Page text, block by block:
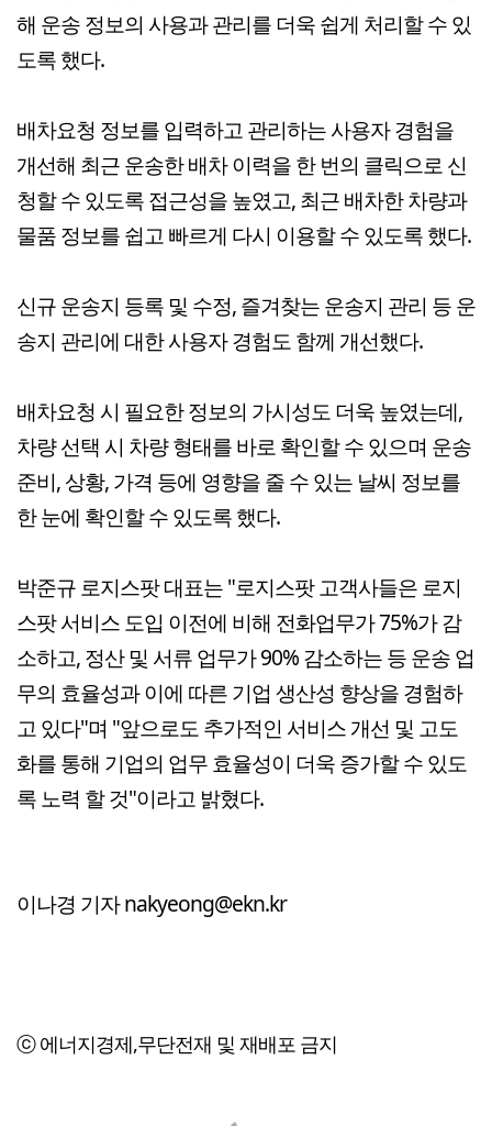
해 운송 정보의 사용과 관리를 더욱 쉽게 처리할 수 있
도록 했다.
배차요청 정보를 입력하고 관리하는 사용자 경험을
개선해 최근 운송한 배차 이력을 한 번의 클릭으로 신
청할 수 있도록 접근성을 높였고, 최근 배차한 차량과
물품 정보를 쉽고 빠르게 다시 이용할 수 있도록 했다.
신규 운송지 등록 및 수정, 즐겨찾는 운송지 관리 등 운
송지 관리에 대한 사용자 경험도 함께 개선했다.
배차요청 시 필요한 정보의 가시성도 더욱 높였는데,
차량 선택 시 차량 형태를 바로 확인할 수 있으며 운송
준비, 상황, 가격 등에 영향을 줄 수 있는 날씨 정보를
한 눈에 확인할 수 있도록 했다.
박준규 로지스팟 대표는 "로지스팟 고객사들은 로지
스팟 서비스 도입 이전에 비해 전화업무가 75%가 감
소하고, 정산 및 서류 업무가 90% 감소하는 등 운송 업
무의 효율성과 이에 따른 기업 생산성 향상을 경험하
고 있다"며 "앞으로도 추가적인 서비스 개선 및 고도
화를 통해 기업의 업무 효율성이 더욱 증가할 수 있도
록 노력 할 것"이라고 밝혔다.
이나경 기자 nakyeong@ekn.kr
ⓒ 에너지경제,무단전재 및 재배포 금지